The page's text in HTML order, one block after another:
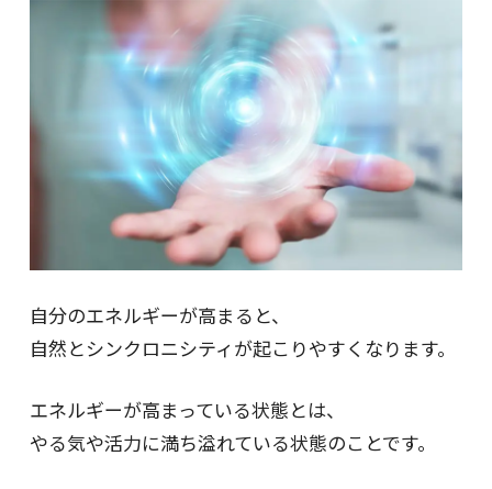
自分のエネルギーが高まると、
自然とシンクロニシティが起こりやすくなります。
エネルギーが高まっている状態とは、
やる気や活力に満ち溢れている状態のことです。